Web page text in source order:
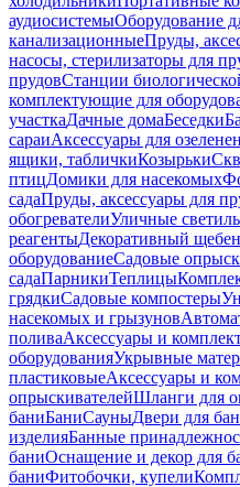
аудиосистемыОборудование
канализационныеПруды,
насосы, стерилизаторы для
прудовСтанции
комплектующие для
участкаДачные домаБеседки
сараиАксессуары для
ящики, табличкиКозырьки
птицДомики для насекомых
садаПруды, аксессуары для
обогревателиУличные
реагентыДекоративный
оборудованиеСадовые
садаПарникиТеплицы
грядкиСадовые компостеры
насекомых и грызунов
поливаАксессуары и
оборудованияУкрывные
пластиковыеАксессуары и
опрыскивателейШланги для
баниБаниСауныДвери для
изделияБанные
баниОснащение и декор для
баниФитобочки, купели